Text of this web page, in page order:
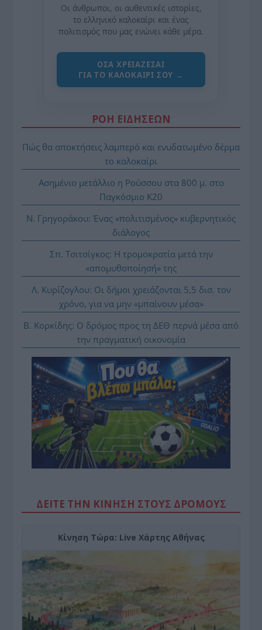
Οι άνθρωποι, οι αυθεντικές ιστορίες,
το ελληνικό καλοκαίρι και ένας
πολιτισμός που μας ενώνει κάθε μέρα.
ΌΣΑ ΧΡΕΙΆΖΕΣΑΙ
ΓΙΑ ΤΟ ΚΑΛΟΚΑΊΡΙ ΣΟΥ →
ΡΟΗ ΕΙΔΗΣΕΩΝ
Πώς θα αποκτήσεις λαμπερό και ενυδατωμένο δέρμα
το καλοκαίρι
Ασημένιο μετάλλιο η Ρούσσου στα 800 μ. στο
Παγκόσμιο Κ20
Ν. Γρηγοράκου: Ένας «πολιτισμένος» κυβερνητικός
διάλογος
Σπ. Τσιτσίγκος: Η τρομοκρατία μετά την
«απομυθοποίησή» της
Λ. Κυρίζογλου: Οι δήμοι χρειάζονται 5,5 δισ. τον
χρόνο, για να μην «μπαίνουν μέσα»
Β. Κορκίδης: Ο δρόμος προς τη ΔΕΘ περνά μέσα από
την πραγματική οικονομία
ΔΕΙΤΕ ΤΗΝ ΚΙΝΗΣΗ ΣΤΟΥΣ ΔΡΌΜΟΥΣ
Κίνηση Τώρα: Live Χάρτης Αθήνας